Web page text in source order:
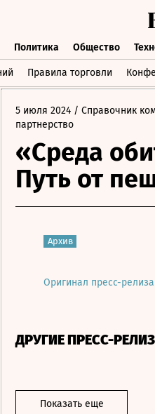
Политика Общество
Правила торговли
Политика Общество
5 июля 2024 / Справочник
партнерство
«Среда
Путь от
Архив
Оригинал пресс-релиза
ДРУГИЕ ПРЕСС-
Показать еще